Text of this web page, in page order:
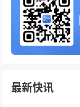
最新快讯